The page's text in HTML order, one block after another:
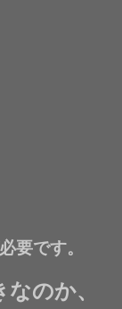
要です。
のか、